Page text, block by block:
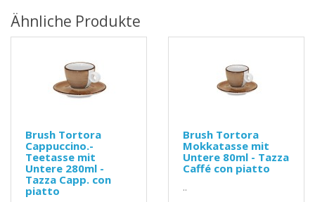
Ähnliche Produkte
Brush Tortora
Cappuccino.-
Teetasse mit
Untere 280ml -
Tazza Capp. con
piatto
Brush Tortora
Mokkatasse mit
Untere 80ml - Tazza
Caffé con piatto
..